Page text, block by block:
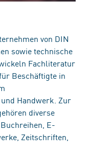
von DIN
sowie technische
Fachliteratur
Beschäftigte in
Handwerk. Zur
diverse
E-
Zeitschriften,